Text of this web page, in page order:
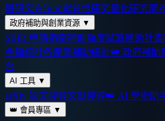
礎研究方法文獻質性研究量化研究問
政府補助與創業資源 ▼
SBIR 申請指南補助額度試算補助計
金額統計各產業補助統計👑 政府補助
台
AI 工具 ▼
arXiv 論文搜尋文獻搜尋👑 AI 學術助
👑 會員專區 ▼